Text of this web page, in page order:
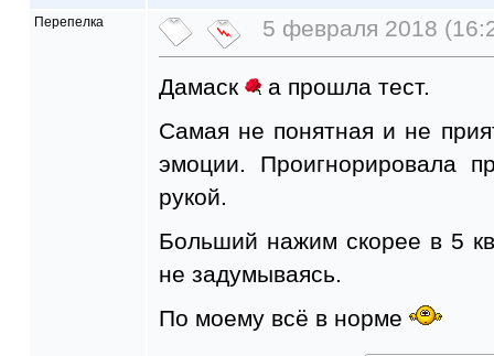
Перепелка 5 февраля 2018
Дамаск
а прошла тест.
Самая не понятная и не
эмоции. Проигнорировала
рукой.
Больший нажим скорее в 5
не задумываясь.
По моему всё в норме